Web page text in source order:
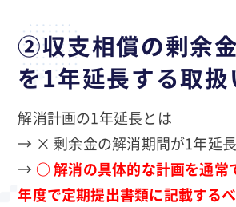
②収支相償の剰余
を1年延長する取扱
解消計画の1年延長とは
→ × 剰余金の解消期間が1年延
→ ○ 解消の具体的な計画を通常
年度で定期提出書類に記載する